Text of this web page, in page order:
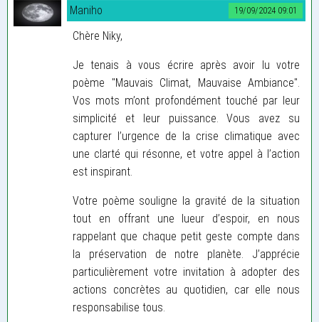
19/09/2024 09:01
Maniho
Chère Niky,
Je tenais à vous écrire après avoir lu votre
poème "Mauvais Climat, Mauvaise Ambiance".
Vos mots m’ont profondément touché par leur
simplicité et leur puissance. Vous avez su
capturer l’urgence de la crise climatique avec
une clarté qui résonne, et votre appel à l’action
est inspirant.
Votre poème souligne la gravité de la situation
tout en offrant une lueur d’espoir, en nous
rappelant que chaque petit geste compte dans
la préservation de notre planète. J’apprécie
particulièrement votre invitation à adopter des
actions concrètes au quotidien, car elle nous
responsabilise tous.